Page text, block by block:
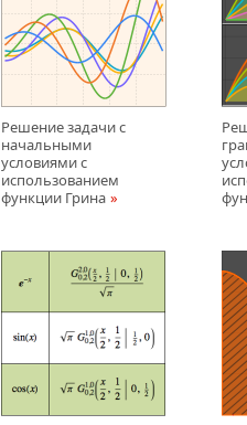
Решение задачи с
начальными
условиями с
использованием
функции Грина